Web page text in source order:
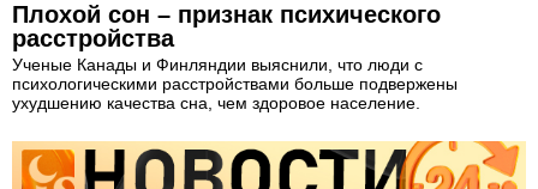
Плохой сон – признак психического
расстройства
Ученые Канады и Финляндии выяснили, что люди с
психологическими расстройствами больше подвержены
ухудшению качества сна, чем здоровое население.